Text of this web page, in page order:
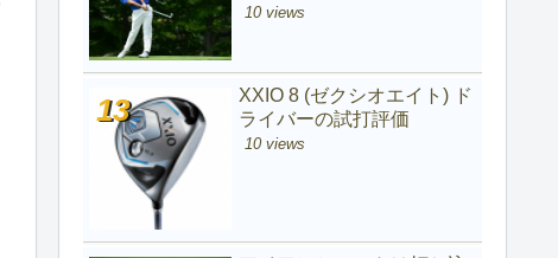
10 views
XXIO 8 (ゼクシオエイト) ド
ライバーの試打評価
10 views